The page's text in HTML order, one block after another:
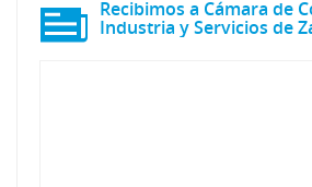
Recibimos a Cámara de
Industria y Servicios de